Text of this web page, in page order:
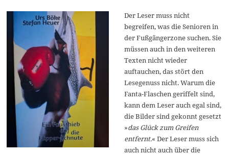
Der Leser muss nicht
begreifen, was die Senioren in
der Fußgängerzone suchen. Sie
müssen auch in den weiteren
Texten nicht wieder
auftauchen, das stört den
Lesegenuss nicht. Warum die
Fanta-Flaschen geriffelt sind,
kann dem Leser auch egal sind,
die Bilder sind gekonnt gesetzt
»das Glück zum Greifen
entfernt.« Der Leser muss sich
auch nicht auch über die